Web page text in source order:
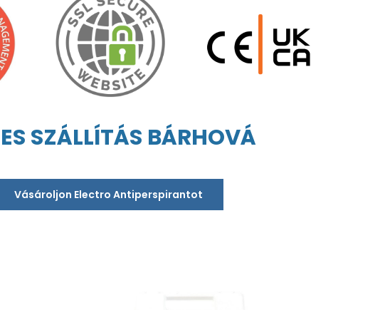
SZÁLLÍTÁS BÁRHOVÁ
Vásároljon Electro Antiperspirantot